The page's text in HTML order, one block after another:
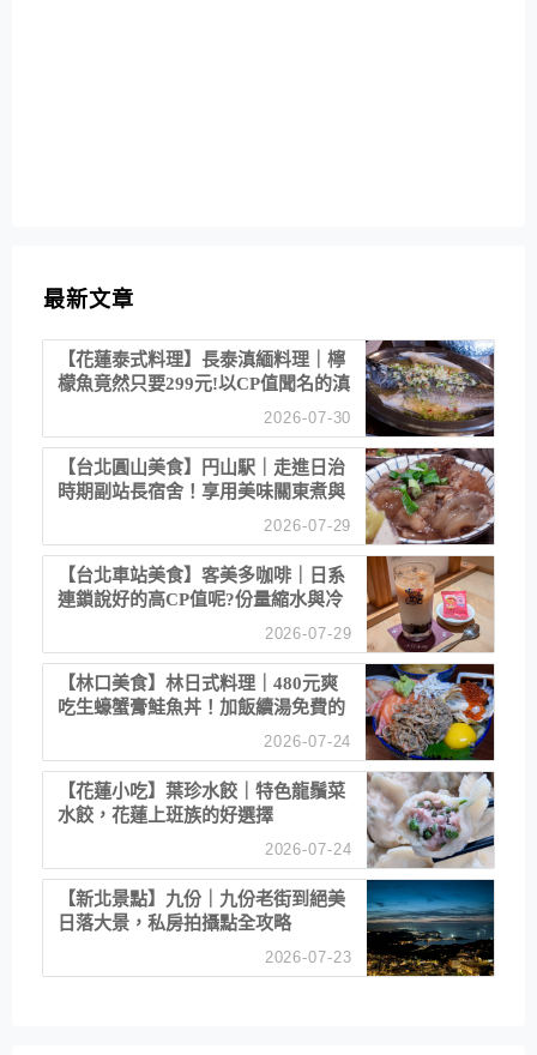
最新文章
【花蓮泰式料理】長泰滇緬料理｜檸
檬魚竟然只要299元!以CP值聞名的滇
2026-07-30
【台北圓山美食】円山駅｜走進日治
時期副站長宿舍！享用美味關東煮與
2026-07-29
【台北車站美食】客美多咖啡｜日系
連鎖說好的高CP值呢?份量縮水與冷
2026-07-29
【林口美食】林日式料理｜480元爽
吃生蠔蟹膏鮭魚丼！加飯續湯免費的
2026-07-24
【花蓮小吃】葉珍水餃｜特色龍鬚菜
水餃，花蓮上班族的好選擇
2026-07-24
【新北景點】九份｜九份老街到絕美
日落大景，私房拍攝點全攻略
2026-07-23